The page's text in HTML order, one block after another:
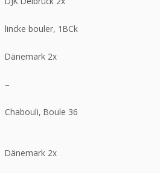
lincke bouler, 1BCk
Dänemark 2x
–
Chabouli, Boule 36
Dänemark 2x